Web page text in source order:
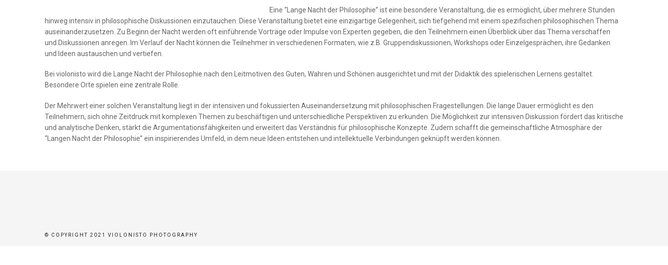
Eine “Lange Nacht der Philosophie” ist eine besondere Veranstaltung, die es ermöglicht, über mehrere Stunden
hinweg intensiv in philosophische Diskussionen einzutauchen. Diese Veranstaltung bietet eine einzigartige Gelegenheit, sich tiefgehend mit einem spezifischen philosophischen Thema
auseinanderzusetzen. Zu Beginn der Nacht werden oft einführende Vorträge oder Impulse von Experten gegeben, die den Teilnehmern einen Überblick über das Thema verschaffen
und Diskussionen anregen. Im Verlauf der Nacht können die Teilnehmer in verschiedenen Formaten, wie z.B. Gruppendiskussionen, Workshops oder Einzelgesprächen, ihre Gedanken
und Ideen austauschen und vertiefen.
Bei violonisto wird die Lange Nacht der Philosophie nach den Leitmotiven des Guten, Wahren und Schönen ausgerichtet und mit der Didaktik des spielerischen Lernens gestaltet.
Besondere Orte spielen eine zentrale Rolle.
Der Mehrwert einer solchen Veranstaltung liegt in der intensiven und fokussierten Auseinandersetzung mit philosophischen Fragestellungen. Die lange Dauer ermöglicht es den
Teilnehmern, sich ohne Zeitdruck mit komplexen Themen zu beschäftigen und unterschiedliche Perspektiven zu erkunden. Die Möglichkeit zur intensiven Diskussion fördert das kritische
und analytische Denken, stärkt die Argumentationsfähigkeiten und erweitert das Verständnis für philosophische Konzepte. Zudem schafft die gemeinschaftliche Atmosphäre der
“Langen Nacht der Philosophie” ein inspirierendes Umfeld, in dem neue Ideen entstehen und intellektuelle Verbindungen geknüpft werden können.
© COPYRIGHT 2021 VIOLONISTO PHOTOGRAPHY